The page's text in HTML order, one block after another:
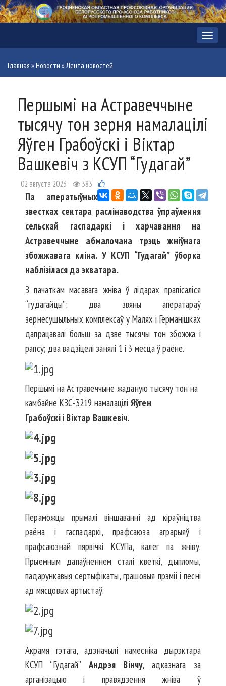
Меню
Главная »Новости »Лента новостей
Першымі на Астравеччыне
тысячу тон зерня намалацілі
Яўген Грабоўскі і Віктар
Вашкевіч з КСУП “Гудагай”
02 августа 2023 383
Па аператыўных
звестках сектара раслінаводства ўпраўлення
сельскай гаспадаркі і харчавання на
Астравеччыне абмалочана трэць жніўнага
збожжавага кліна. У КСУП “Гудагай” ўборка
наблізілася да экватара.
З пачаткам масавага жніва ў лідарах прапісаліся
“гудагайцы”: два звяны аператараў
зернесушыльных комплексаў у Малях і Германішках
дапрацавалі больш за дзве тысячы тон збожжа і
рапсу; два вадзіцелі занялі 1 і 3 месца ў раёне.
Першымі на Астравеччыне жаданую тысячу тон на
камбайне КЗС-3219 намалацілі Яўген
Грабоўскіі Віктар Вашкевіч.
Пераможцы прымалі віншаванні ад кіраўніцтва
раёна і гаспадаркі, прафсаюза аграрыяў і
прафсаюзнай пярвічкі КСУПа, калег па жніву.
Прыемным дапаўненнем сталі кветкі, дыпломы,
падарункавыя сертыфікаты, грашовыя прэміі і песні
ад мясцовых артыстаў.
Акрамя гэтага, адзначылі намесніка дырэктара
КСУП “Гудагай” Андрэя Вінчу, адказнага за
арганізацыю і правядзення жніва ў